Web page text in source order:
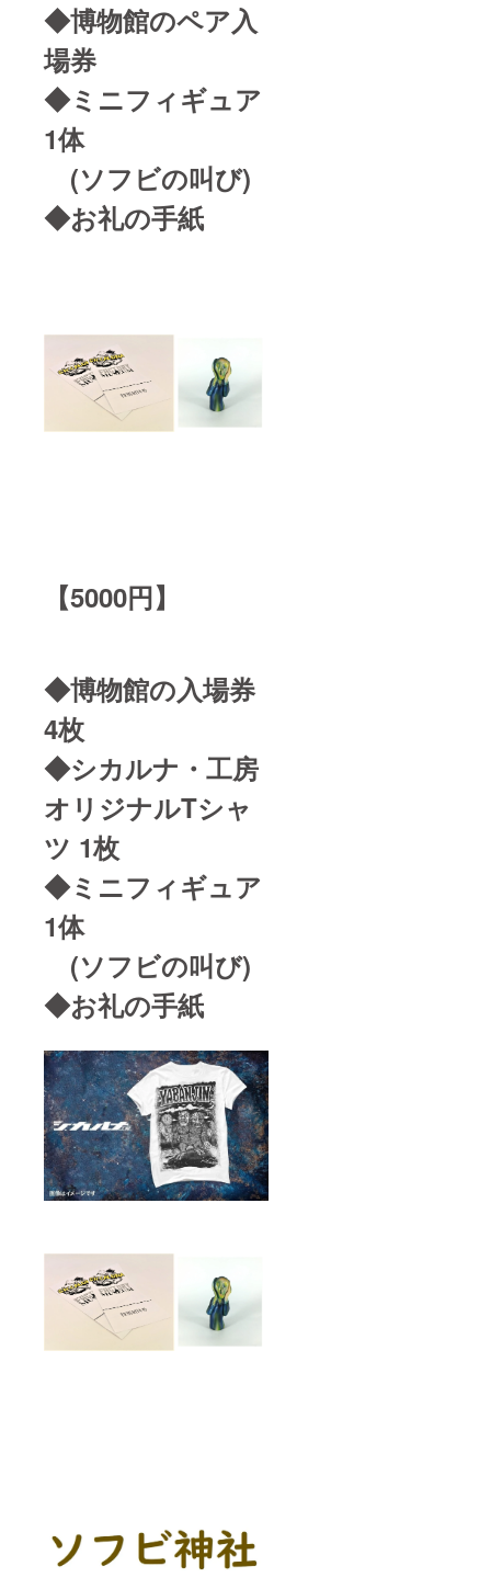
◆博物館のペア入
場券
◆ミニフィギュア
1体
(ソフビの叫び)
◆お礼の手紙
【5000円】
◆博物館の入場券
4枚
◆シカルナ・工房
オリジナルTシャ
ツ 1枚
◆ミニフィギュア
1体
(ソフビの叫び)
◆お礼の手紙